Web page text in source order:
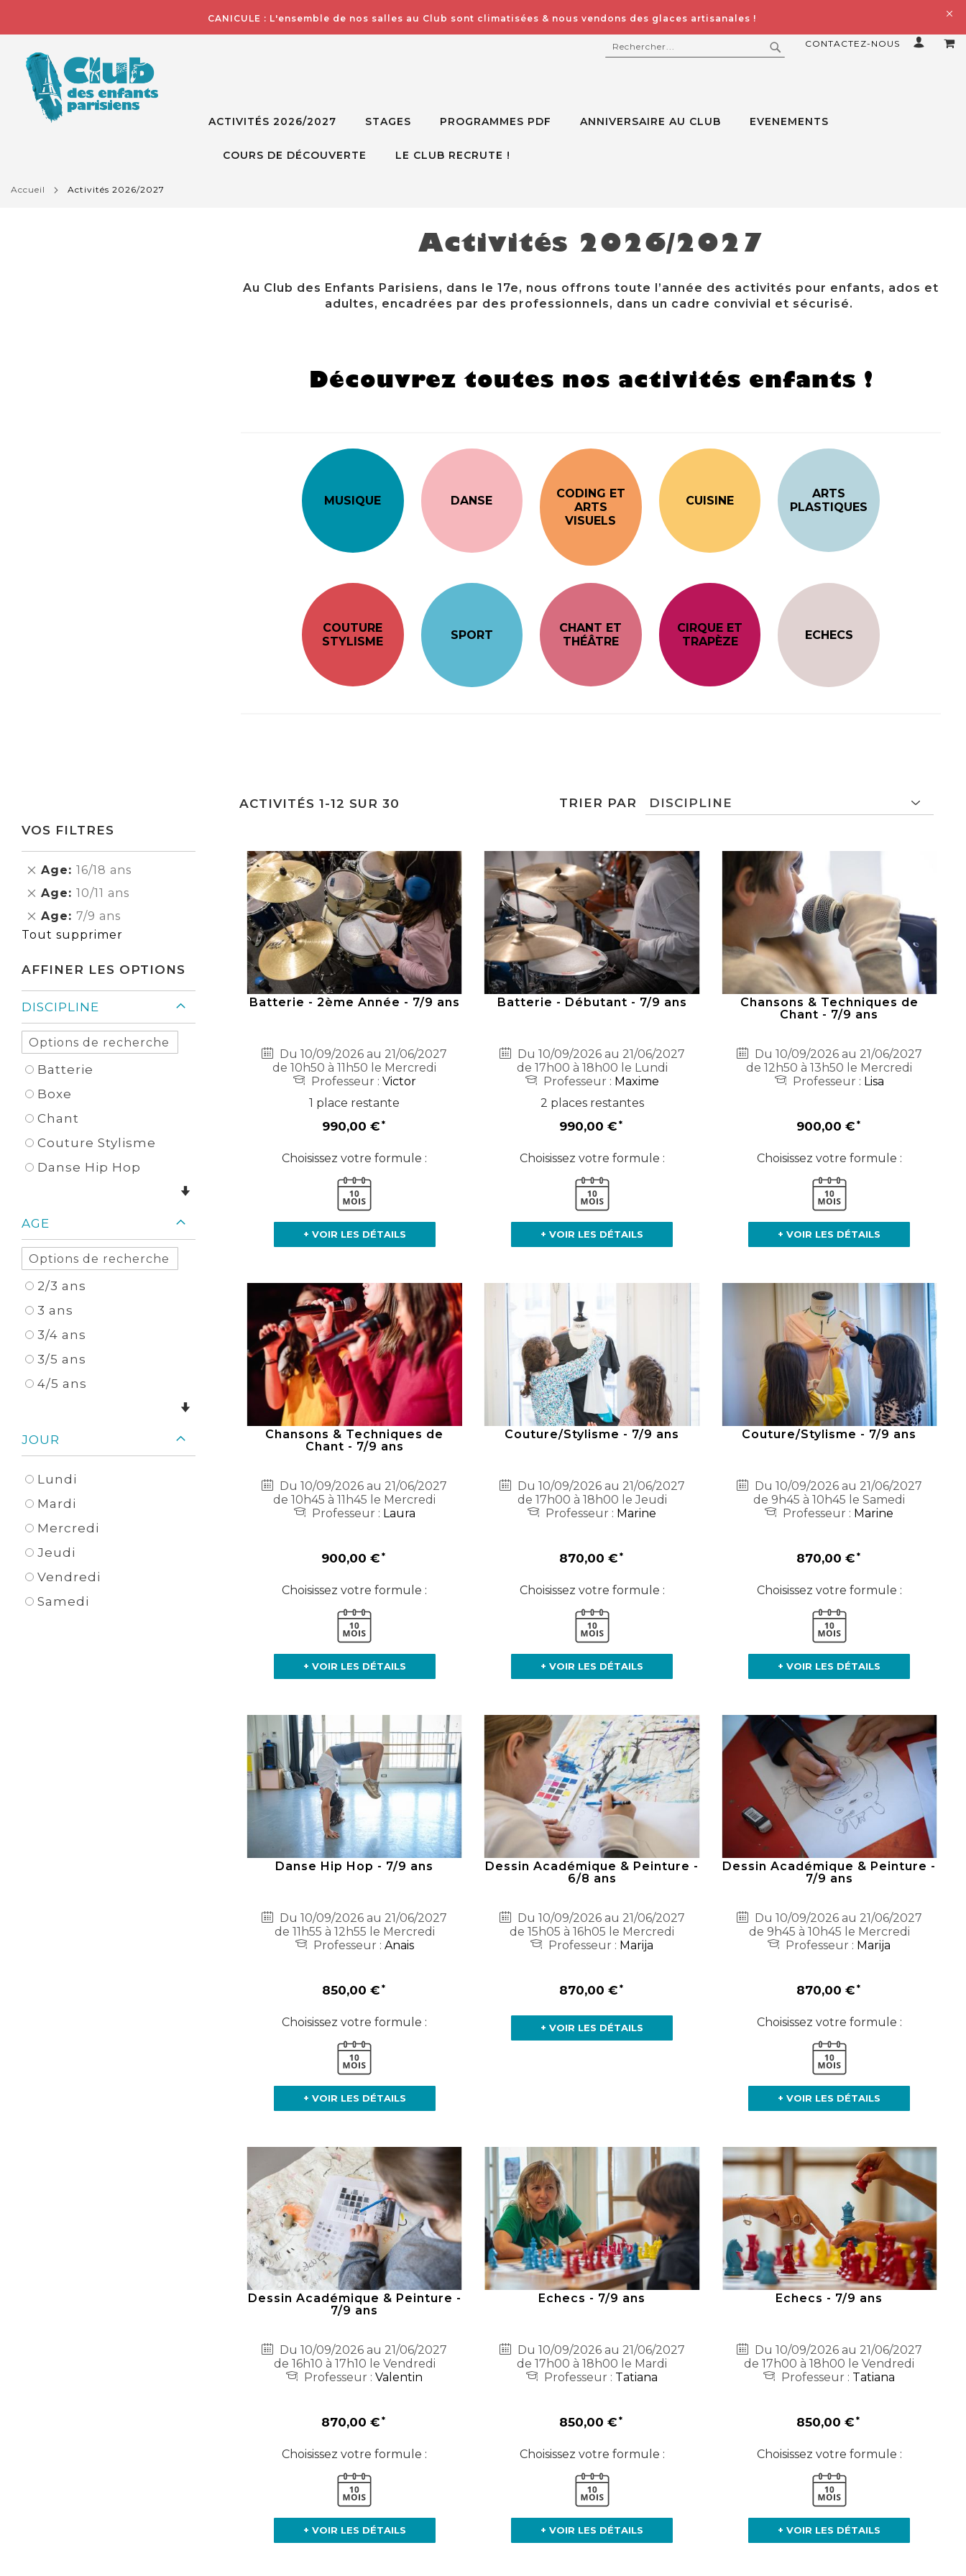
CANICULE : L'ensemble de nos salles au Club sont climatisées & nous vendons des glaces artisanales !
CONTACTEZ-NOUS
RECHERCHER
ACTIVITÉS 2026/2027 STAGES PROGRAMMES PDF ANNIVERSAIRE AU CLUB EVENEMENTS
COURS DE DÉCOUVERTE LE CLUB RECRUTE !
accueil activités 2026/2027
Activités 2026/2027
Au Club des Enfants Parisiens, dans le 17e, nous offrons toute l’année des activités pour enfants, ados et
adultes, encadrées par des professionnels, dans un cadre convivial et sécurisé.
Découvrez toutes nos activités enfants !
MUSIQUE DANSE
CODING ET
ARTS
VISUELS
CUISINE
ARTS
PLASTIQUES
COUTURE
STYLISME
SPORT
CHANT ET
THÉÂTRE
CIRQUE ET
TRAPÈZE
ECHECS
ACTIVITÉS1-12 SUR30 TRIER PAR
Batterie - 2ème Année - 7/9 ans
Du 10/09/2026 au 21/06/2027
de 10h50 à 11h50 le Mercredi
Professeur : Victor
1 place restante
990,00 €
Choisissez votre formule :
+ VOIR LES DÉTAILS
Batterie - Débutant - 7/9 ans
Du 10/09/2026 au 21/06/2027
de 17h00 à 18h00 le Lundi
Professeur : Maxime
2 places restantes
990,00 €
Choisissez votre formule :
+ VOIR LES DÉTAILS
Chansons & Techniques de
Chant - 7/9 ans
Du 10/09/2026 au 21/06/2027
de 12h50 à 13h50 le Mercredi
Professeur : Lisa
900,00 €
Choisissez votre formule :
+ VOIR LES DÉTAILS
Chansons & Techniques de
Chant - 7/9 ans
Du 10/09/2026 au 21/06/2027
de 10h45 à 11h45 le Mercredi
Professeur : Laura
900,00 €
Choisissez votre formule :
+ VOIR LES DÉTAILS
Couture/Stylisme - 7/9 ans
Du 10/09/2026 au 21/06/2027
de 17h00 à 18h00 le Jeudi
Professeur : Marine
870,00 €
Choisissez votre formule :
+ VOIR LES DÉTAILS
Couture/Stylisme - 7/9 ans
Du 10/09/2026 au 21/06/2027
de 9h45 à 10h45 le Samedi
Professeur : Marine
870,00 €
Choisissez votre formule :
+ VOIR LES DÉTAILS
Danse Hip Hop - 7/9 ans
Du 10/09/2026 au 21/06/2027
de 11h55 à 12h55 le Mercredi
Professeur : Anais
850,00 €
Choisissez votre formule :
+ VOIR LES DÉTAILS
Dessin Académique & Peinture -
6/8 ans
Du 10/09/2026 au 21/06/2027
de 15h05 à 16h05 le Mercredi
Professeur : Marija
870,00 €
+ VOIR LES DÉTAILS
Dessin Académique & Peinture -
7/9 ans
Du 10/09/2026 au 21/06/2027
de 9h45 à 10h45 le Mercredi
Professeur : Marija
870,00 €
Choisissez votre formule :
+ VOIR LES DÉTAILS
Dessin Académique & Peinture -
7/9 ans
Du 10/09/2026 au 21/06/2027
de 16h10 à 17h10 le Vendredi
Professeur :Valentin
870,00 €
Choisissez votre formule :
+ VOIR LES DÉTAILS
Echecs - 7/9 ans
Du 10/09/2026 au 21/06/2027
de 17h00 à 18h00 le Mardi
Professeur : Tatiana
850,00 €
Choisissez votre formule :
+ VOIR LES DÉTAILS
Echecs - 7/9 ans
Du 10/09/2026 au 21/06/2027
de 17h00 à 18h00 le Vendredi
Professeur : Tatiana
850,00 €
Choisissez votre formule :
+ VOIR LES DÉTAILS
VOS FILTRES
Age 16/18 ans
Supprimer
Élément
Age 10/11 ans
Supprimer
Élément
Age 7/9 ans
Supprimer
cet
Tout supprimer
AFFINER LES OPTIONS
DISCIPLINE
Batterie
Boxe
Chant
Couture Stylisme
Danse Hip Hop
AGE
2/3 ans
3 ans
3/4 ans
3/5 ans
4/5 ans
JOUR
Lundi
Mardi
Mercredi
Jeudi
Vendredi
Samedi